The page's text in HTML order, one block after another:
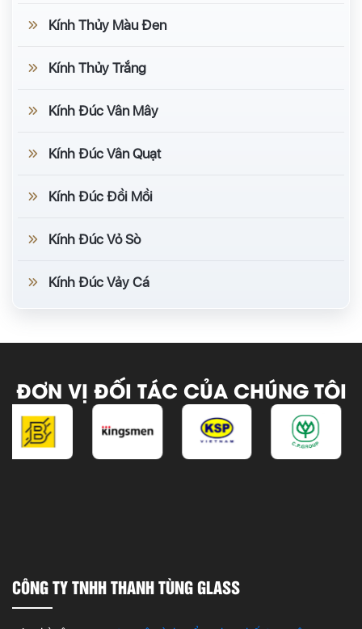
Kính Thủy Màu Đen
Kính Thủy Trắng
Kính Đúc Vân Mây
Kính Đúc Vân Quạt
Kính Đúc Đồi Mồi
Kính Đúc Vỏ Sò
Kính Đúc Vảy Cá
ĐƠN VỊ ĐỐI TÁC CỦA CHÚNG TÔI
CÔNG TY TNHH THANH TÙNG GLASS